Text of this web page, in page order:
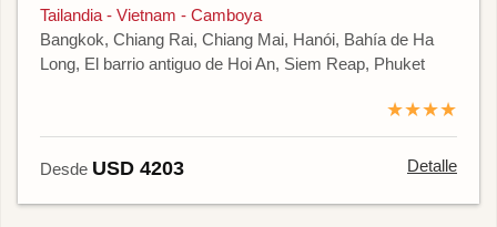
Tailandia - Vietnam - Camboya
Bangkok, Chiang Rai, Chiang Mai, Hanói, Bahía de Ha
Long, El barrio antiguo de Hoi An, Siem Reap, Phuket
★★★★
Desde USD 4203 Detalle